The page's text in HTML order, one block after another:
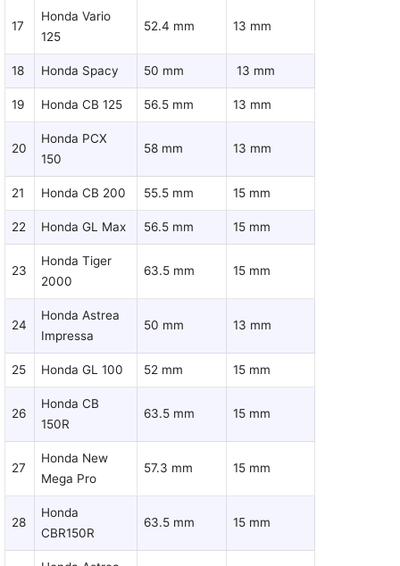
17
Honda Vario
125
52.4 mm 13 mm
18 Honda Spacy 50 mm 13 mm
19 Honda CB 125 56.5 mm 13 mm
20
Honda PCX
150
58 mm 13 mm
21 Honda CB 200 55.5 mm 15 mm
22 Honda GL Max 56.5 mm 15 mm
23
Honda Tiger
2000
63.5 mm 15 mm
24
Honda Astrea
Impressa
50 mm 13 mm
25 Honda GL 100 52 mm 15 mm
26
Honda CB
150R
63.5 mm 15 mm
27
Honda New
Mega Pro
57.3 mm 15 mm
28
Honda
CBR150R
63.5 mm 15 mm